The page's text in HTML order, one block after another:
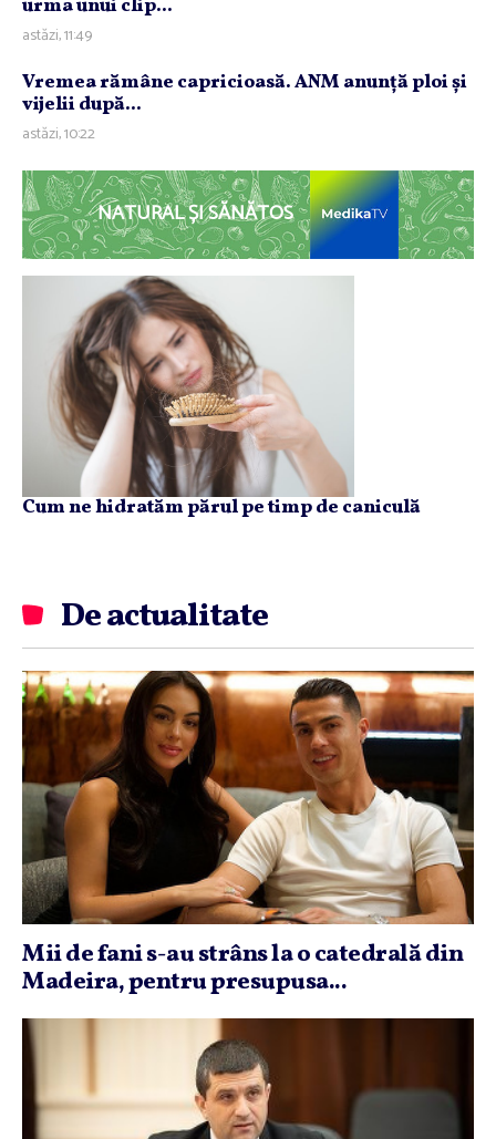
urma unui clip...
astăzi, 11:49
Vremea rămâne capricioasă. ANM anunţă ploi şi
vijelii după...
astăzi, 10:22
NATURAL ȘI SĂNĂTOS
Cum ne hidratăm părul pe timp de caniculă
De actualitate
Mii de fani s-au strâns la o catedrală din
Madeira, pentru presupusa...